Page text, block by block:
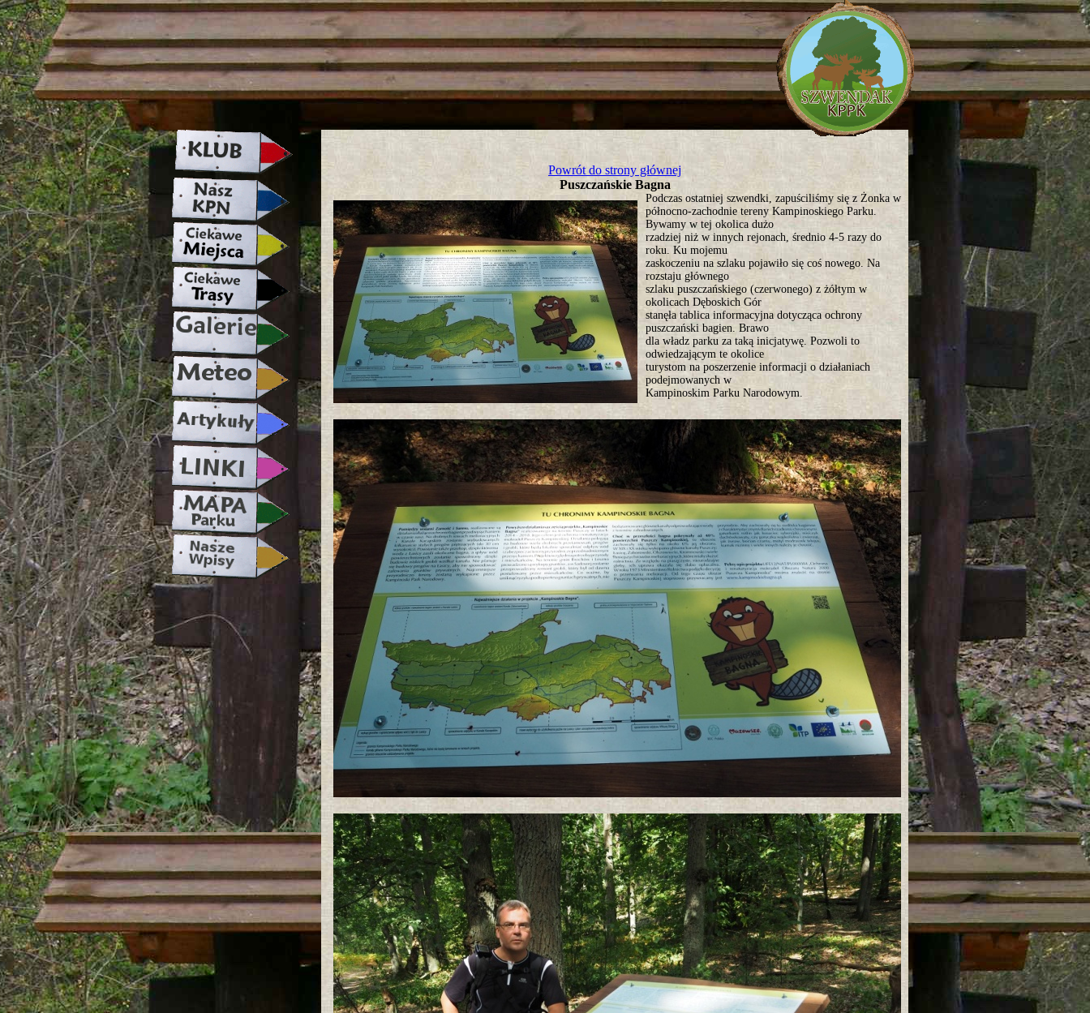
strona w naprawie zapraszamy jutro ;)
Powrót do strony głównej
Puszczańskie Bagna
Podczas ostatniej szwendki, zapuściliśmy się z Żonka w
północno-zachodnie tereny Kampinoskiego Parku.
Bywamy w tej okolica dużo
rzadziej niż w innych rejonach, średnio 4-5 razy do
roku. Ku mojemu
zaskoczeniu na szlaku pojawiło się coś nowego. Na
rozstaju głównego
szlaku puszczańskiego (czerwonego) z żółtym w
okolicach Dęboskich Gór
stanęła tablica informacyjna dotycząca ochrony
puszczański bagien. Brawo
dla władz parku za taką inicjatywę. Pozwoli to
odwiedzającym te okolice
turystom na poszerzenie informacji o działaniach
podejmowanych w
Kampinoskim Parku Narodowym.